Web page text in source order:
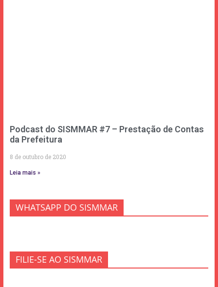
Podcast do SISMMAR #7 – Prestação de Contas
da Prefeitura
8 de outubro de 2020
Leia mais »
WHATSAPP DO SISMMAR
FILIE-SE AO SISMMAR